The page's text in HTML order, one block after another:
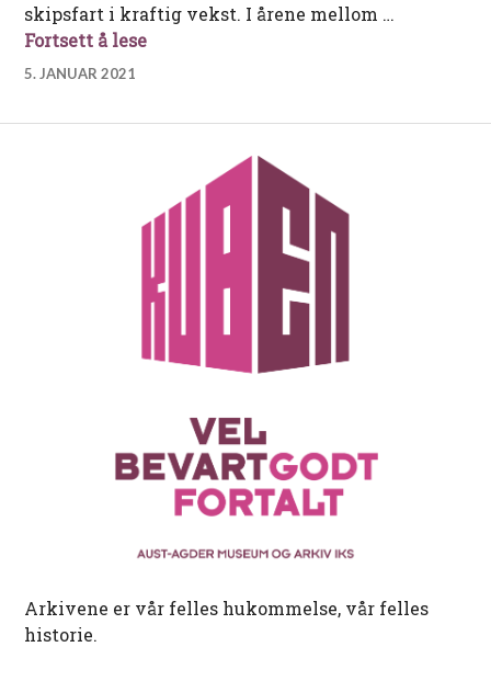
skipsfart i kraftig vekst. I årene mellom …
Fortsett å lese1894 – «annus horribilis» – skrekkens
5. JANUAR 2021
Arkivene er vår felles hukommelse, vår felles
historie.